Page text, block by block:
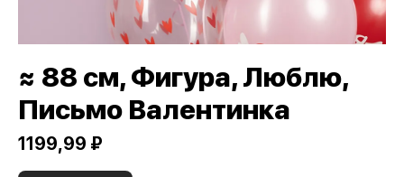
≈ 88 см, Фигура, Люблю,
Письмо Валентинка
1199,99 ₽